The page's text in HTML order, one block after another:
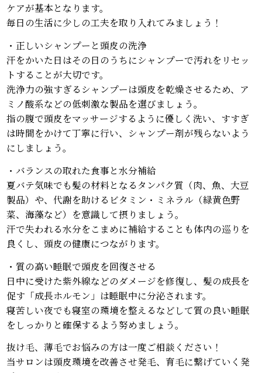
ケアが基本となります。
毎日の生活に少しの工夫を取り入れてみましょう！
・正しいシャンプーと頭皮の洗浄
汗をかいた日はその日のうちにシャンプーで汚れをリセッ
トすることが大切です。
洗浄力の強すぎるシャンプーは頭皮を乾燥させるため、ア
ミノ酸系などの低刺激な製品を選びましょう。
指の腹で頭皮をマッサージするように優しく洗い、すすぎ
は時間をかけて丁寧に行い、シャンプー剤が残らないよう
にしましょう。
・バランスの取れた食事と水分補給
夏バテ気味でも髪の材料となるタンパク質（肉、魚、大豆
製品）や、代謝を助けるビタミン・ミネラル（緑黄色野
菜、海藻など）を意識して摂りましょう。
汗で失われる水分をこまめに補給することも体内の巡りを
良くし、頭皮の健康につながります。
・質の高い睡眠で頭皮を回復させる
日中に受けた紫外線などのダメージを修復し、髪の成長を
促す「成長ホルモン」は睡眠中に分泌されます。
寝苦しい夜でも寝室の環境を整えるなどして質の良い睡眠
をしっかりと確保するよう努めましょう。
抜け毛、薄毛でお悩みの方は一度ご相談ください！
当サロンは頭皮環境を改善させ発毛、育毛に繋げていく発